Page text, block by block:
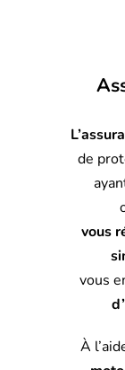
de
vous
vous
À